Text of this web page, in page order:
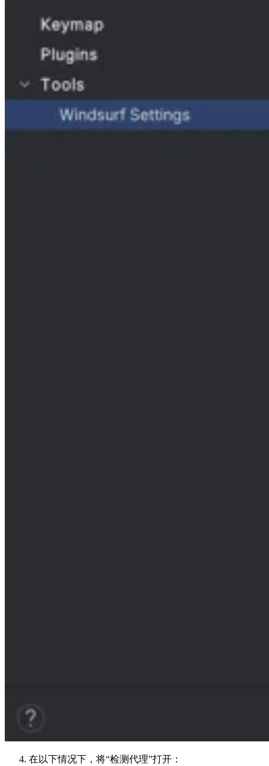
在以下情况下，将“检测代理”打开：